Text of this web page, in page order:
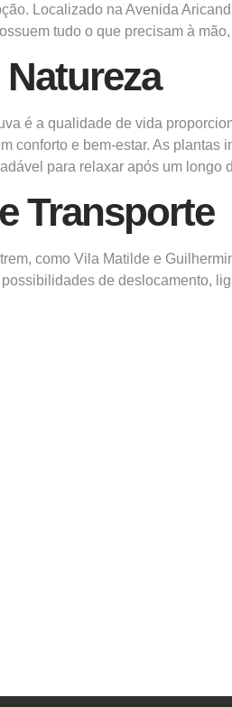
Localizado na Avenida
tudo o que precisam à
é a qualidade de vida
conforto e bem-estar. As plantas
para relaxar após um longo
Transporte
como Vila Matilde e
de deslocamento,